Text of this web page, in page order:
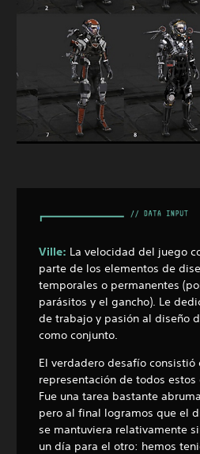
Ville: La velocidad del juego
parte de los elementos de
temporales o permanentes
parásitos y el gancho). Le
de trabajo y pasión al diseño
como conjunto.
El verdadero desafío
representación de todos
Fue una tarea bastante
pero al final logramos que el
se mantuviera relativamente
un día para el otro: hemos